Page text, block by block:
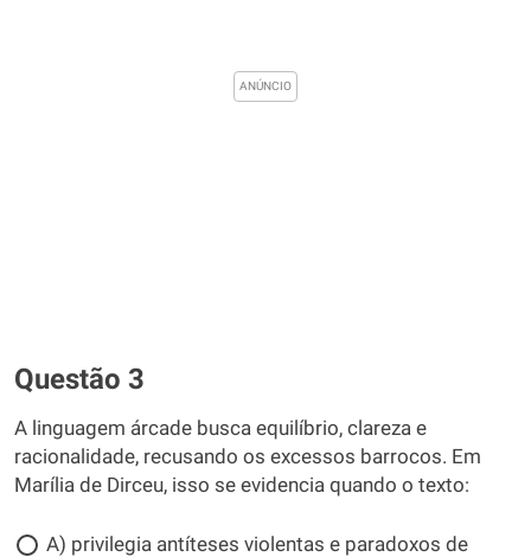
Questão 3
A linguagem árcade busca equilíbrio, clareza e
racionalidade, recusando os excessos barrocos. Em
Marília de Dirceu, isso se evidencia quando o texto:
A) privilegia antíteses violentas e paradoxos de